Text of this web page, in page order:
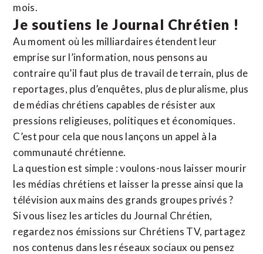
mois.
Je soutiens le Journal Chrétien !
Au moment où les milliardaires étendent leur
emprise sur l’information, nous pensons au
contraire qu’il faut plus de travail de terrain, plus de
reportages, plus d’enquêtes, plus de pluralisme, plus
de médias chrétiens capables de résister aux
pressions religieuses, politiques et économiques.
C’est pour cela que nous lançons un appel à la
communauté chrétienne.
La question est simple : voulons-nous laisser mourir
les médias chrétiens et laisser la presse ainsi que la
télévision aux mains des grands groupes privés ?
Si vous lisez les articles du Journal Chrétien,
regardez nos émissions sur Chrétiens TV, partagez
nos contenus dans les réseaux sociaux ou pensez